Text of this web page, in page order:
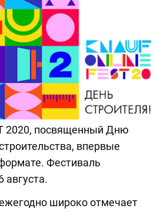
2020, посвященный Дню
впервые
Фестиваль
августа.
широко отмечает